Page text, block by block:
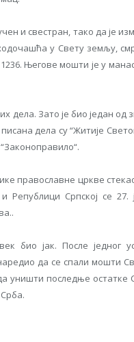
и свестран, тако да је
у Свету земљу,
1236. Његове мошти је у
дела. Зато је био један
дела су “Житије
православне цркве
Републици Српској се
био јак. После једног
да се спали мошти
уништи последње остатке